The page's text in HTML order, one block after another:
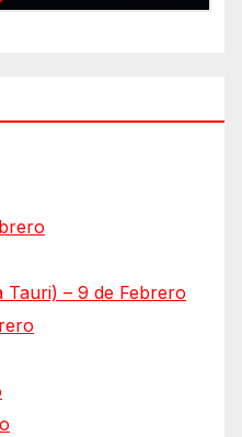
Tauri) – 9 de Febrero